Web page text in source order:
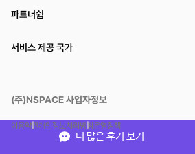
더 많은 후기 보기
파트너쉽
서비스 제공 국가
(주)NSPACE 사업자정보
이용약관개인정보처리방침운영정책
스페이스클라우드는 통신판매중개자이며 통신판매의 당사